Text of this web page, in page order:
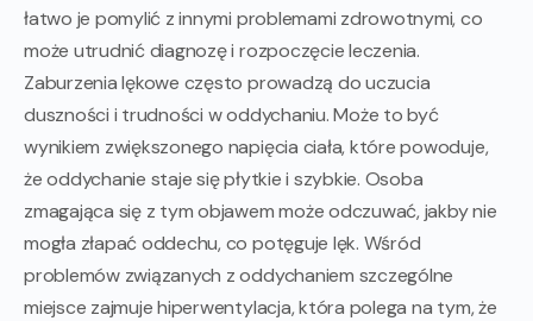
łatwo je pomylić z innymi problemami zdrowotnymi, co
może utrudnić diagnozę i rozpoczęcie leczenia.
Zaburzenia lękowe często prowadzą do uczucia
duszności i trudności w oddychaniu. Może to być
wynikiem zwiększonego napięcia ciała, które powoduje,
że oddychanie staje się płytkie i szybkie. Osoba
zmagająca się z tym objawem może odczuwać, jakby nie
mogła złapać oddechu, co potęguje lęk. Wśród
problemów związanych z oddychaniem szczególne
miejsce zajmuje hiperwentylacja, która polega na tym, że